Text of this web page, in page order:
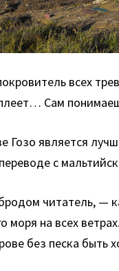
всех
Сам
Гозо является
с
читатель, —
на всех
без песка быть